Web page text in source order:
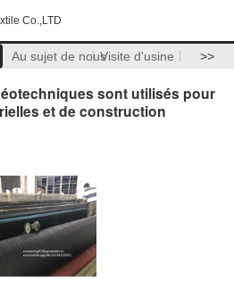
Co.,LTD
Au sujet de nousVisite d'usine >>
sont utilisés pour
et de construction